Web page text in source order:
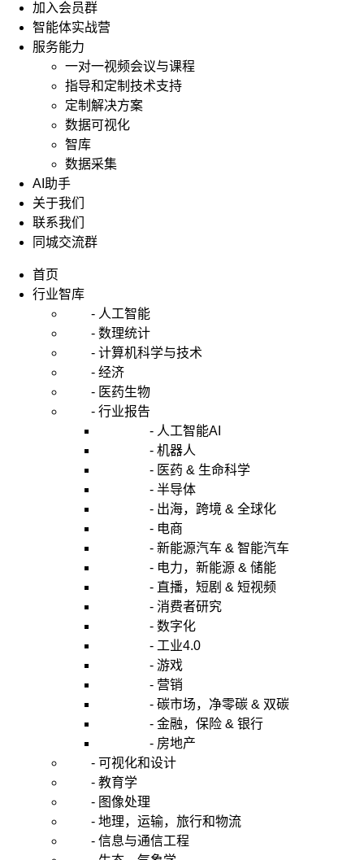
加入会员群
智能体实战营
服务能力
一对一视频会议与课程
指导和定制技术支持
定制解决方案
数据可视化
智库
数据采集
AI助手
关于我们
联系我们
同城交流群
首页
行业智库
- 人工智能
- 数理统计
- 计算机科学与技术
- 经济
- 医药生物
- 行业报告
- 人工智能AI
- 机器人
- 医药 & 生命科学
- 半导体
- 出海，跨境 & 全球化
- 电商
- 新能源汽车 & 智能汽车
- 电力，新能源 & 储能
- 直播，短剧 & 短视频
- 消费者研究
- 数字化
- 工业4.0
- 游戏
- 营销
- 碳市场，净零碳 & 双碳
- 金融，保险 & 银行
- 房地产
- 可视化和设计
- 教育学
- 图像处理
- 地理，运输，旅行和物流
- 信息与通信工程